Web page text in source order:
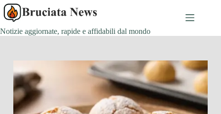
Salta
contenuto
Notizie aggiornate, rapide e affidabili dal mondo